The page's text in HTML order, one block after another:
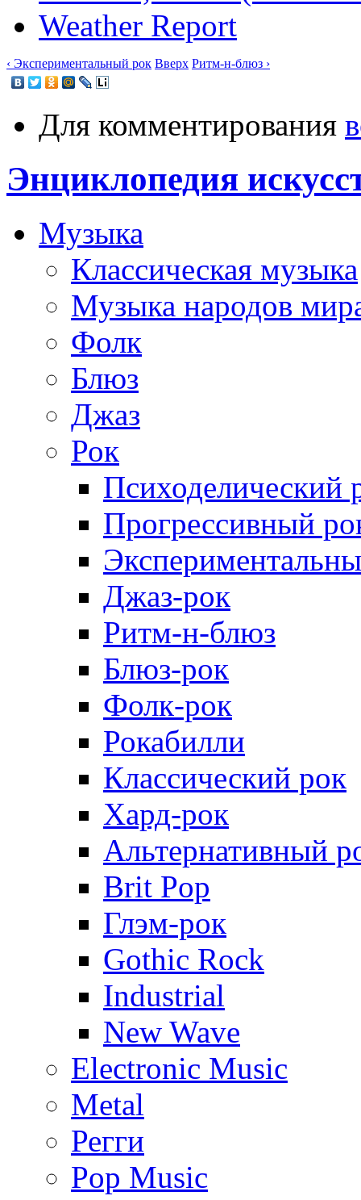
Weather Report
‹ Экспериментальный рок Вверх Ритм-н-блюз ›
Для комментирования
Энциклопедия
Музыка
Классическая музыка
Музыка народов
Фолк
Блюз
Джаз
Рок
Психоделический
Прогрессивный
Джаз-рок
Ритм-н-блюз
Блюз-рок
Фолк-рок
Рокабилли
Классический рок
Хард-рок
Альтернативный
Brit Pop
Глэм-рок
Gothic Rock
Industrial
New Wave
Electronic Music
Metal
Регги
Pop Music